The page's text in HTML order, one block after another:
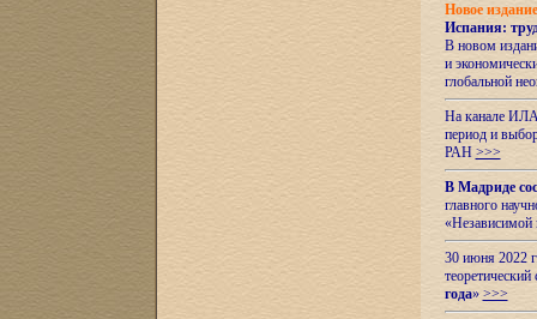
Новое
Испания:
В новом
и
глобальной
На канале
период и
РАН >>>
В Мадриде
главного
«Независимой
30 июня 2022
года» >>>